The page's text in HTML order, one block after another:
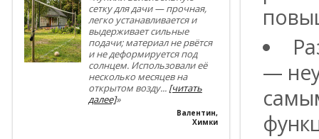
сетку для дачи — прочная,
легко устанавливается и
выдерживает сильные
подачи; материал не рвётся
и не деформируется под
солнцем. Использовали её
несколько месяцев на
открытом возду... [читать
далее]»
Валентин,
Химки
—